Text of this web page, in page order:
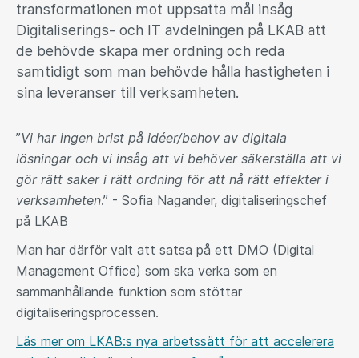
transformationen mot uppsatta mål insåg
Digitaliserings- och IT avdelningen på LKAB att
de behövde skapa mer ordning och reda
samtidigt som man behövde hålla hastigheten i
sina leveranser till verksamheten.
”Vi har ingen brist på idéer/behov av digitala
lösningar och vi insåg att vi behöver säkerställa att vi
gör rätt saker i rätt ordning för att nå rätt effekter i
verksamheten.” - Sofia Nagander, digitaliseringschef
på LKAB
Man har därför valt att satsa på ett DMO (Digital
Management Office) som ska verka som en
sammanhållande funktion som stöttar
digitaliseringsprocessen.
Läs mer om LKAB:s nya arbetssätt för att accelerera